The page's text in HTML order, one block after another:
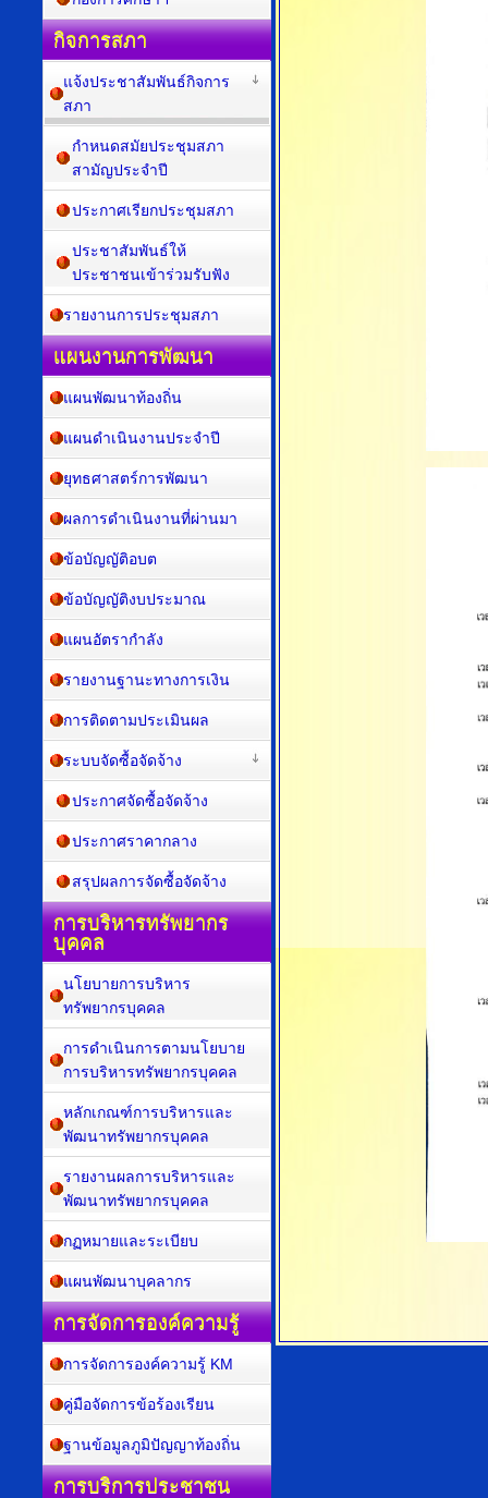
กิจการสภา
แจ้งประชาสัมพันธ์กิจการ
สภา
กำหนดสมัยประชุมสภา
สามัญประจำปี
ประกาศเรียกประชุมสภา
ประชาสัมพันธ์ให้
ประชาชนเข้าร่วมรับฟัง
รายงานการประชุมสภา
แผนงานการพัฒนา
แผนพัฒนาท้องถิ่น
แผนดำเนินงานประจำปี
ยุทธศาสตร์การพัฒนา
ผลการดำเนินงานที่ผ่านมา
ข้อบัญญัติอบต
ข้อบัญญัติงบประมาณ
แผนอัตรากำลัง
รายงานฐานะทางการเงิน
การติดตามประเมินผล
ระบบจัดซื้อจัดจ้าง
ประกาศจัดซื้อจัดจ้าง
ประกาศราคากลาง
สรุปผลการจัดซื้อจัดจ้าง
การบริหารทรัพยากร
บุคคล
นโยบายการบริหาร
ทรัพยากรบุคคล
การดำเนินการตามนโยบาย
การบริหารทรัพยากรบุคคล
หลักเกณฑ์การบริหารและ
พัฒนาทรัพยากรบุคคล
รายงานผลการบริหารและ
พัฒนาทรัพยากรบุคคล
กฏหมายและระเบียบ
แผนพัฒนาบุคลากร
การจัดการองค์ความรู้
การจัดการองค์ความรู้ KM
คู่มือจัดการข้อร้องเรียน
ฐานข้อมูลภูมิปัญญาท้องถิ่น
การบริการประชาชน